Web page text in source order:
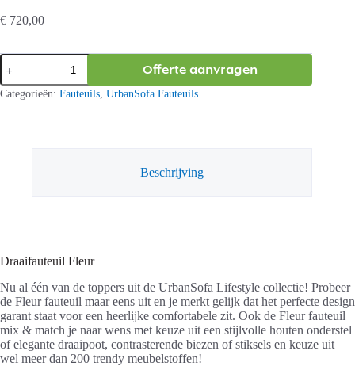
€ 720,00
Draaifauteuil
Fleur
aantal
Offerte aanvragen
Categorieën: Fauteuils, UrbanSofa Fauteuils
Beschrijving
Draaifauteuil Fleur
Nu al één van de toppers uit de UrbanSofa Lifestyle collectie! Probeer
de Fleur fauteuil maar eens uit en je merkt gelijk dat het perfecte design
garant staat voor een heerlijke comfortabele zit. Ook de Fleur fauteuil
mix & match je naar wens met keuze uit een stijlvolle houten onderstel
of elegante draaipoot, contrasterende biezen of stiksels en keuze uit
wel meer dan 200 trendy meubelstoffen!